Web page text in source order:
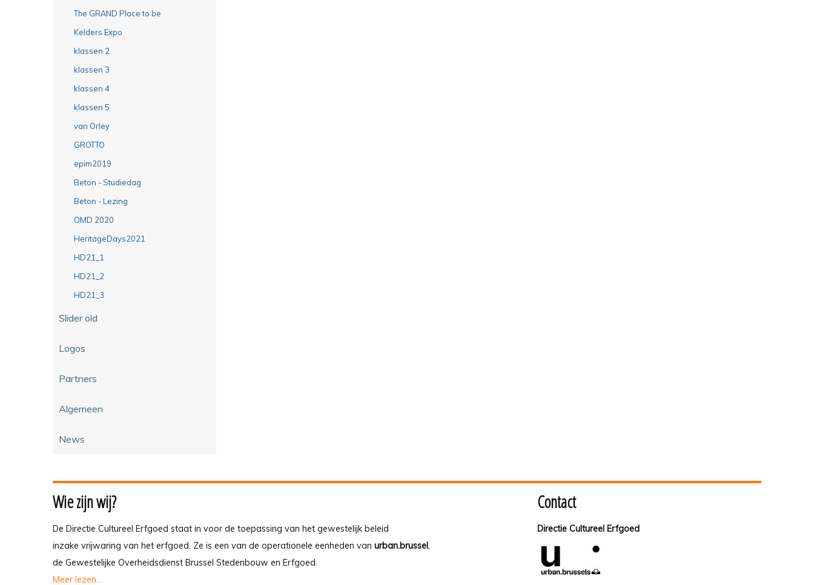
The GRAND Place to be
Kelders Expo
klassen 2
klassen 3
klassen 4
klassen 5
van Orley
GROTTO
epim2019
Beton - Studiedag
Beton - Lezing
OMD 2020
HeritageDays2021
HD21_1
HD21_2
HD21_3
Slider old
Logos
Partners
Algemeen
News
Wie zijn wij?
De Directie Cultureel Erfgoed staat in voor de toepassing van het gewestelijk beleid
inzake vrijwaring van het erfgoed. Ze is een van de operationele eenheden van urban.brussel,
de Gewestelijke Overheidsdienst Brussel Stedenbouw en Erfgoed.
Meer lezen...
Contact
Directie Cultureel Erfgoed